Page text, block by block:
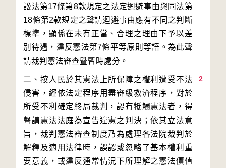
訟法第17條第8款規定之法定迴避事由與同法第
18條第2款規定之聲請迴避事由應有不同之判斷
標準，顯係在未有正當、合理之理由下予以差
別待遇，違反憲法第7條平等原則等語。為此聲
2
二、按人民於其憲法上所保障之權利遭受不法
侵害，經依法定程序用盡審級救濟程序，對於
所受不利確定終局裁判，認有牴觸憲法者，得
聲請憲法法庭為宣告違憲之判決；依其立法意
旨，裁判憲法審查制度乃為處理各法院裁判於
解釋及適用法律時，誤認或忽略了基本權利重
要意義，或違反通常情況下所理解之憲法價值